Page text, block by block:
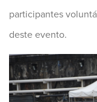
participantes
deste evento.